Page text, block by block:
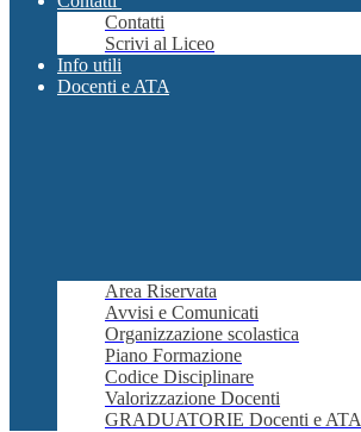
Contatti
Scrivi al Liceo
Info utili
Docenti e ATA
Area Riservata
Avvisi e Comunicati
Organizzazione scolastica
Piano Formazione
Codice Disciplinare
Valorizzazione Docenti
GRADUATORIE Docenti e ATA